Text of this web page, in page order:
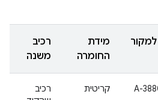
למקור
מידת
החומרה
רכיב
משנה
A-
קריטית
רכיב